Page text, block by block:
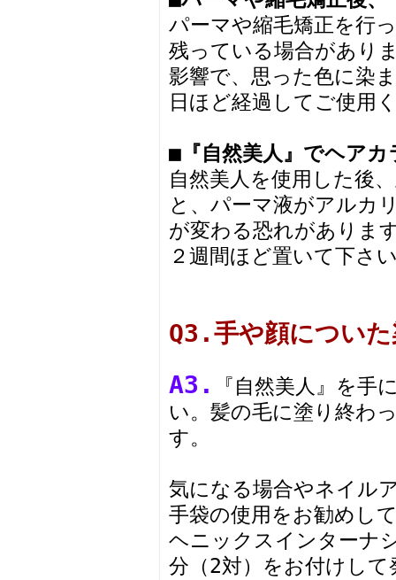
パーマや縮毛矯正を行
残っている場合があり
影響で、思った色に染
日ほど経過してご使用
■『自然美人』でヘア
自然美人を使用した後
と、パーマ液がアルカ
が変わる恐れがありま
２週間ほど置いて下さ
Q3.手や顔につい
A3.
『自然美人』を手
い。髪の毛に塗り終わ
す。
気になる場合やネイル
手袋の使用をお勧めし
ヘニックスインターナ
分（2対）をお付けし